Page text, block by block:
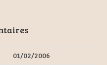
01/02/2006